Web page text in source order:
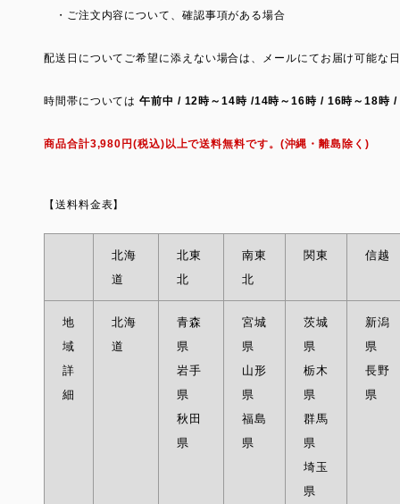
・ご注文内容について、確認事項がある場合
配送日についてご希望に添えない場合は、メールにてお届け可能な
時間帯については午前中 / 12時～14時 /14時～16時 / 16時～18時
商品合計3,980円(税込)以上で送料無料です。(沖縄・離島除く)
【送料料金表】
北海
道
北東
北
南東
北
関東 信越
地
域
詳
細
北海
道
青森
県
岩手
県
秋田
県
宮城
県
山形
県
福島
県
茨城
県
栃木
県
群馬
県
埼玉
県
新潟
県
長野
県